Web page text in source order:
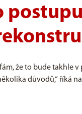
že to bude takhle
důvodů,“ říká